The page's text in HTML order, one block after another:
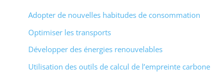
Adopter de nouvelles habitudes de consommation
Optimiser les transports
Développer des énergies renouvelables
Utilisation des outils de calcul de l’empreinte carbone